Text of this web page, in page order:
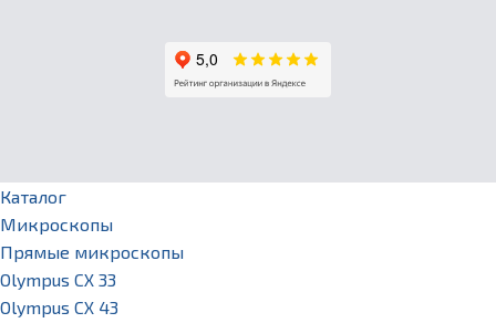
Каталог
Микроскопы
Прямые микроскопы
Olympus CX 33
Olympus CX 43